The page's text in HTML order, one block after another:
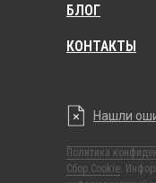
Политика
Сбор Cookie .
КОНТАКТЫ
БЛОГ
Нашли